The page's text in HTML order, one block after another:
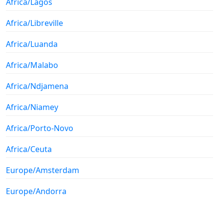
Africa/Libreville
Africa/Luanda
Africa/Malabo
Africa/Ndjamena
Africa/Niamey
Africa/Porto-Novo
Africa/Ceuta
Europe/Amsterdam
Europe/Andorra